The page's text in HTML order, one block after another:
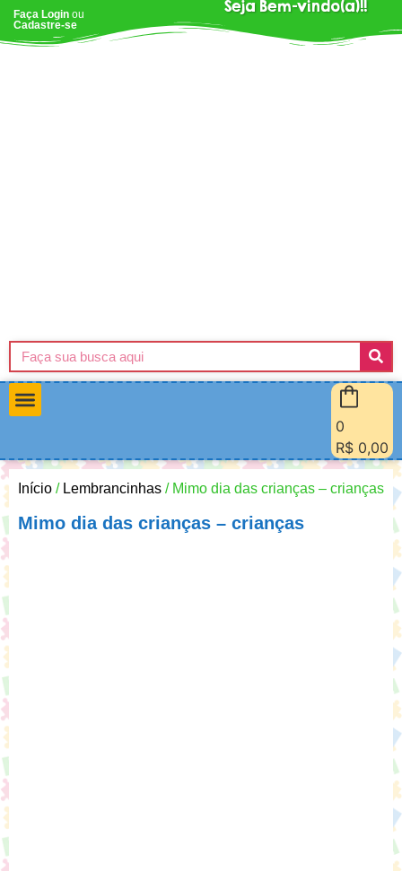
Faça Login ou
Cadastre-se
Seja Bem-vindo(a)!!
0
R$ 0,00
Início / Lembrancinhas / Mimo dia das crianças – crianças
Mimo dia das crianças – crianças